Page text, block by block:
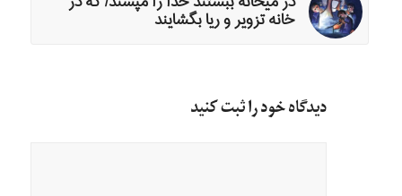
خانه تزویر و ریا بگشایند
دیدگاه خود را ثبت کنید